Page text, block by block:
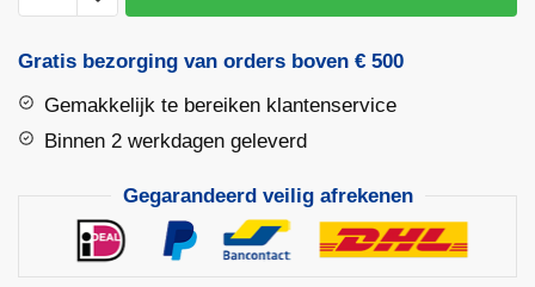
Trottoirbandtang
aantal
Gratis bezorging van orders boven € 500
Gemakkelijk te bereiken klantenservice
Binnen 2 werkdagen geleverd
Gegarandeerd veilig afrekenen